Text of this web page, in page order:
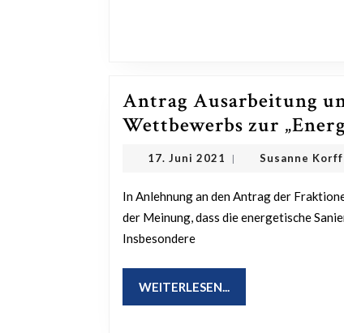
Antrag Ausarbeitung
Wettbewerbs zur
17. Juni 2021 17.
| Susanne Korff
In Anlehnung an den Antrag der Fraktionen von SPD, CDU und FDP vom 21.06.2021 ist auch die WP
der Meinung, dass die energetische
Insbesondere
WEITERLESEN...